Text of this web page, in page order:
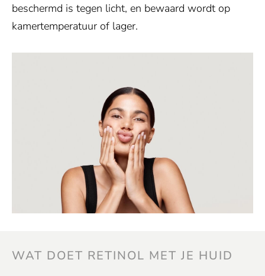
beschermd is tegen licht, en bewaard wordt op
kamertemperatuur of lager.
WAT DOET RETINOL MET JE HUID